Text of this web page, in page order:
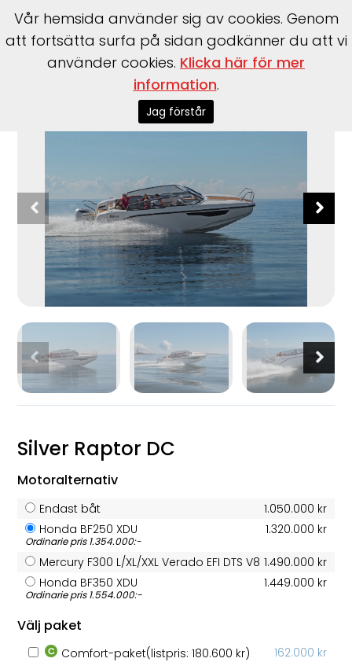
Båtmärken>Silver>Raptor DC
Silver Raptor DC
Motoralternativ
Endast båt
1.050.000 kr
Honda BF250 XDU
1.320.000 kr
Ordinarie pris 1.354.000:-
Mercury F300 L/XL/XXL Verado EFI DTS V8 1.490.000 kr
Honda BF350 XDU
1.449.000 kr
Ordinarie pris 1.554.000:-
Välj paket
Comfort-paket(listpris: 180.600 kr) 162.000 kr
Vår hemsida använder sig av cookies. Genom
att fortsätta surfa på sidan godkänner du att vi
använder cookies. Klicka här för mer
information.
Jag förstår